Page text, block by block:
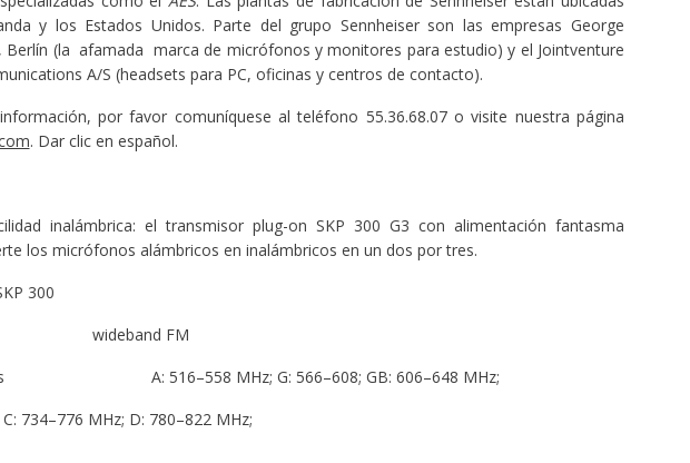
y los Estados Unidos. Parte del grupo Sennheiser son las empresas George
Berlín (la afamada marca de micrófonos y monitores para estudio) y el Jointventure
A/S (headsets para PC, oficinas y centros de contacto).
por favor comuníquese al teléfono 55.36.68.07 o visite nuestra página
. Dar clic en español.
inalámbrica: el transmisor plug-on SKP 300 G3 con alimentación fantasma
los micrófonos alámbricos en inalámbricos en un dos por tres.
300
wideband FM
A: 516–558 MHz; G: 566–608; GB: 606–648 MHz;
734–776 MHz; D: 780–822 MHz;